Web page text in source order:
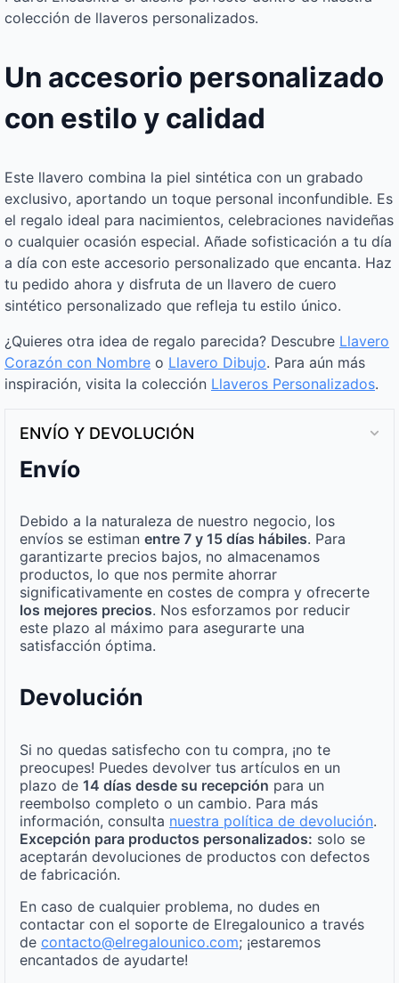
colección de llaveros personalizados.
Un accesorio personalizado
con estilo y calidad
Este llavero combina la piel sintética con un grabado
exclusivo, aportando un toque personal inconfundible. Es
el regalo ideal para nacimientos, celebraciones navideñas
o cualquier ocasión especial. Añade sofisticación a tu día
a día con este accesorio personalizado que encanta. Haz
tu pedido ahora y disfruta de un llavero de cuero
sintético personalizado que refleja tu estilo único.
¿Quieres otra idea de regalo parecida? Descubre Llavero
Corazón con Nombre o Llavero Dibujo. Para aún más
inspiración, visita la colección Llaveros Personalizados.
ENVÍO Y DEVOLUCIÓN
Envío
Debido a la naturaleza de nuestro negocio, los
envíos se estiman entre 7 y 15 días hábiles. Para
garantizarte precios bajos, no almacenamos
productos, lo que nos permite ahorrar
significativamente en costes de compra y ofrecerte
los mejores precios. Nos esforzamos por reducir
este plazo al máximo para asegurarte una
satisfacción óptima.
Devolución
Si no quedas satisfecho con tu compra, ¡no te
preocupes! Puedes devolver tus artículos en un
plazo de 14 días desde su recepción para un
reembolso completo o un cambio. Para más
información, consulta nuestra política de devolución.
Excepción para productos personalizados: solo se
aceptarán devoluciones de productos con defectos
de fabricación.
En caso de cualquier problema, no dudes en
contactar con el soporte de Elregalounico a través
de contacto@elregalounico.com; ¡estaremos
encantados de ayudarte!